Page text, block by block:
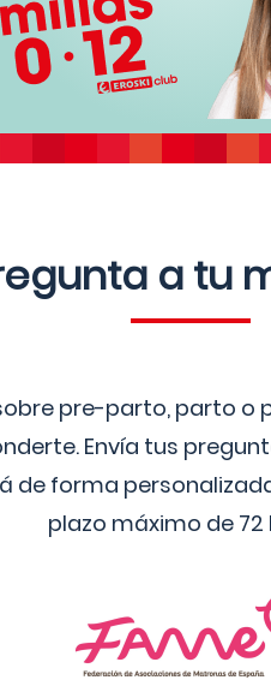
a tu
pre-parto, parto
Envía tus
forma
plazo máximo de 72